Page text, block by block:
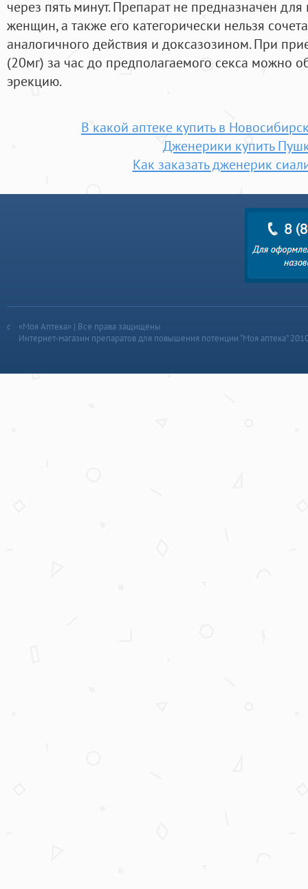
через пять минут. Препарат не предназначен
женщин, а также его категорически нельзя
аналогичного действия и доксазозином. При
(20мг) за час до предполагаемого секса можно
эрекцию.
В какой аптеке купить в
Дженерики купить
Как заказать дженерик
«Моя Аптека» | Все права защищены
Интернет-магазин препаратов для повышения потенции “Моя аптека”